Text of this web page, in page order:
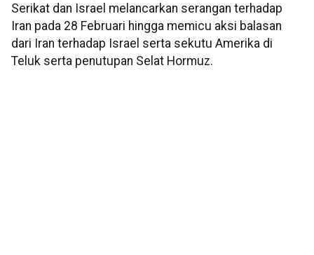
Serikat dan Israel melancarkan serangan terhadap
Iran pada 28 Februari hingga memicu aksi balasan
dari Iran terhadap Israel serta sekutu Amerika di
Teluk serta penutupan Selat Hormuz.